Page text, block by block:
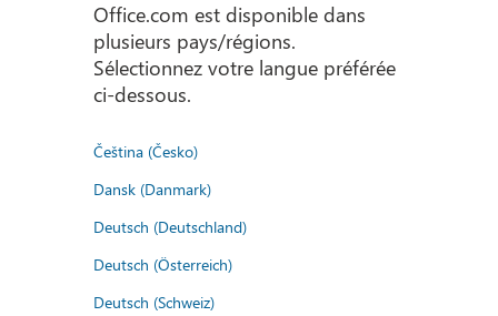
Office.com est disponible dans
plusieurs pays/régions.
Sélectionnez votre langue préférée
ci-dessous.
Čeština (Česko)
Dansk (Danmark)
Deutsch (Deutschland)
Deutsch (Österreich)
Deutsch (Schweiz)